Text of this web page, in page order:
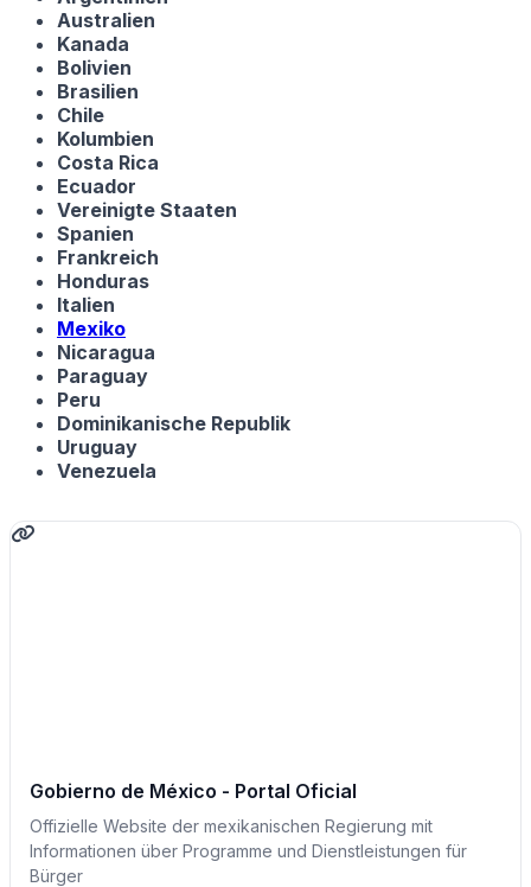
Australien
Kanada
Bolivien
Brasilien
Chile
Kolumbien
Costa Rica
Ecuador
Vereinigte Staaten
Spanien
Frankreich
Honduras
Italien
Mexiko
Nicaragua
Paraguay
Peru
Dominikanische Republik
Uruguay
Venezuela
Gobierno de México - Portal Oficial
Offizielle Website der mexikanischen Regierung mit
Informationen über Programme und Dienstleistungen für
Bürger